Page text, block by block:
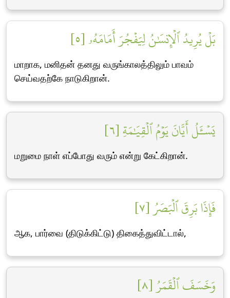
بَلۡ يُرِيدُ ٱلۡإِنسَٰنُ لِيَفۡجُرَ أَمَامَهُۥ [٥]
மாறாக, மனிதன் தனது வருங்காலத்திலும் பாவம்
செய்வதற்கே நாடுகிறான்.
يَسۡـَٔلُ أَيَّانَ يَوۡمُ ٱلۡقِيَٰمَةِ [٦]
மறுமை நாள் எப்போது வரும் என்று கேட்கிறான்.
فَإِذَا بَرِقَ ٱلۡبَصَرُ [٧]
ஆக, பார்வை (திடுக்கிட்டு) திகைத்துவிட்டால்,
وَخَسَفَ ٱلۡقَمَرُ [٨]